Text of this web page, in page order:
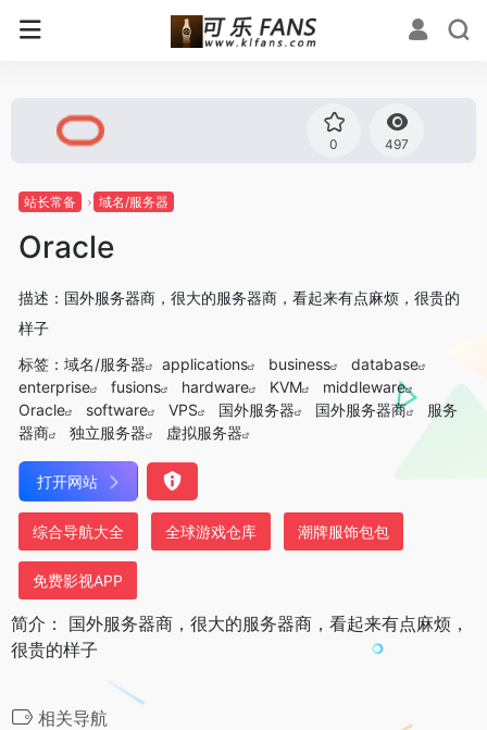
0 497
站长常备 域名/服务器
Oracle
描述：国外服务器商，很大的服务器商，看起来有点麻烦，很贵的
样子
标签： 域名/服务器 applications business
database
enterprise
fusions hardware KVM
middleware
Oracle
software VPS 国外服务器 国外服务器商
服务
器商
独立服务器 虚拟服务器
打开网站
综合导航大全 全球游戏仓库 潮牌服饰包包
免费影视APP
简介： 国外服务器商，很大的服务器商，看起来有点麻烦，
很贵的样子
相关导航